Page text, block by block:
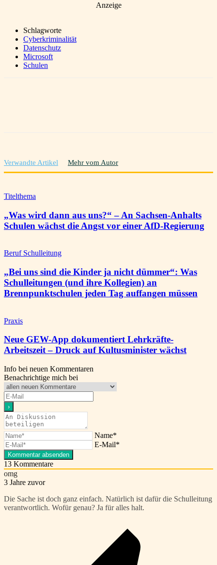
Anzeige
Schlagworte
Cyberkriminalität
Datenschutz
Microsoft
Schulen
Verwandte Artikel Mehr vom Autor
Titelthema
„Was wird dann aus uns?“ – An Sachsen-Anhalts
Schulen wächst die Angst vor einer AfD-Regierung
Beruf Schulleitung
„Bei uns sind die Kinder ja nicht dümmer“: Was
Schulleitungen (und ihre Kollegien) an
Brennpunktschulen jeden Tag auffangen müssen
Praxis
Neue GEW-App dokumentiert Lehrkräfte-
Arbeitszeit – Druck auf Kultusminister wächst
Info bei neuen Kommentaren
Benachrichtige mich bei
Name*
E-Mail*
13 Kommentare
omg
3 Jahre zuvor
Die Sache ist doch ganz einfach. Natürlich ist dafür die Schulleitung
verantwortlich. Wofür genau? Ja für alles halt.